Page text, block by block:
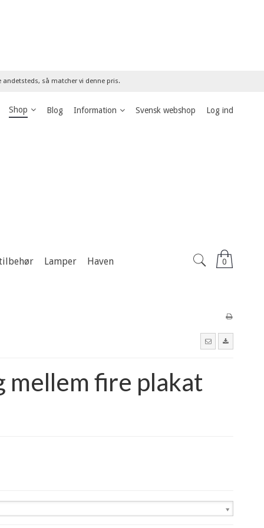
så matcher vi denne pris.
Shop Blog Information Svensk webshop Log ind
0
Lamper
Haven
mellem fire plakat